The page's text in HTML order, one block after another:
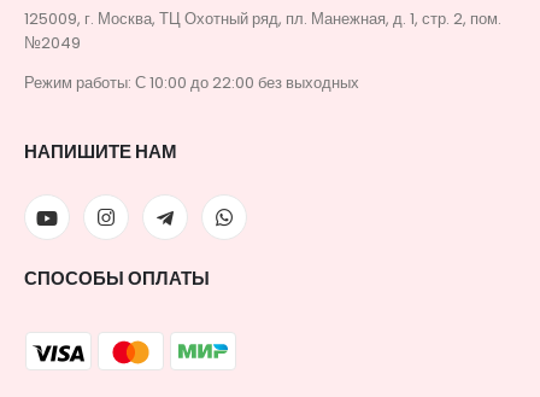
125009, г. Москва, ТЦ Охотный ряд, пл. Манежная, д. 1, стр. 2, пом.
№2049
Режим работы: С 10:00 до 22:00 без выходных
НАПИШИТЕ НАМ
СПОСОБЫ ОПЛАТЫ